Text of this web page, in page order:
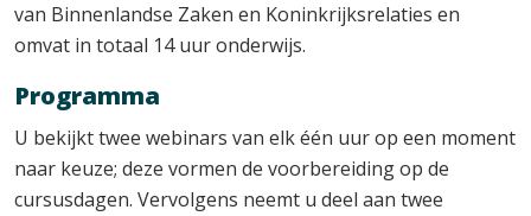
van Binnenlandse Zaken en Koninkrijksrelaties en
omvat in totaal 14 uur onderwijs.
Programma
U bekijkt twee webinars van elk één uur op een moment
naar keuze; deze vormen de voorbereiding op de
cursusdagen. Vervolgens neemt u deel aan twee